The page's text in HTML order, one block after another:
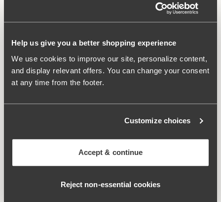
Help us give you a better shopping experience
We use cookies to improve our site, personalize content,
and display relevant offers. You can change your consent
at any time from the footer.
Customize choices
Accept & continue
Reject non‑essential cookies
Material: 80% polyamide, 20% élasthanne
Numéro ID 843307
Produits associés
Viewing image 1 of 4
Soutien-gorge ROSE
Viewing image 1 of 7
Lars Wallin Design
Soutien-gorge
DREAMSCAPE